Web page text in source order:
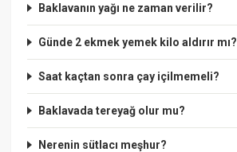
Baklavanın yağı ne zaman verilir?
Günde 2 ekmek yemek kilo aldırır mı?
Saat kaçtan sonra çay içilmemeli?
Baklavada tereyağ olur mu?
Nerenin sütlacı meşhur?